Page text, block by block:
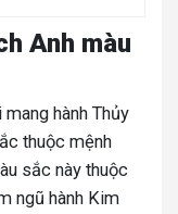
Anh màu
hành Thủy
thuộc mệnh
sắc này thuộc
ngũ hành Kim